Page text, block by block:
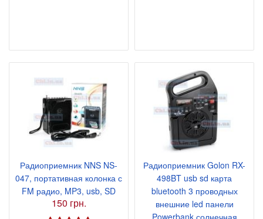
Радиоприемник NNS NS-
047, портативная колонка с
FM радио, MP3, usb, SD
150 грн.
Радиоприемник Golon RX-
498BT usb sd карта
bluetooth 3 проводных
внешние led панели
Powerbank солнечная